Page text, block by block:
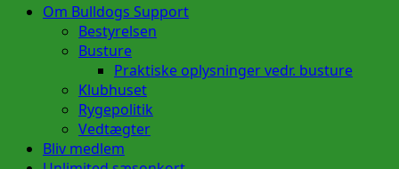
PrimaryOm Bulldogs Support
Bestyrelsen
Busture
Praktiske oplysninger vedr. busture
Klubhuset
Rygepolitik
Vedtægter
Bliv medlem